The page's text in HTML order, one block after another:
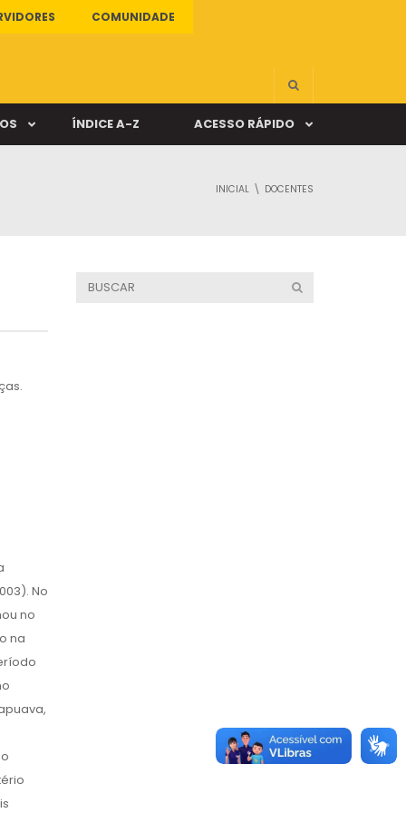
COMUNIDADE
ÍNDICE A-Z ACESSO RÁPIDO
INICIAL DOCENTES
No
no
na